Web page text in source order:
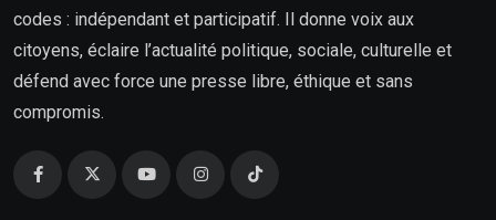
codes : indépendant et participatif. Il donne voix aux
citoyens, éclaire l’actualité politique, sociale, culturelle et
défend avec force une presse libre, éthique et sans
compromis.